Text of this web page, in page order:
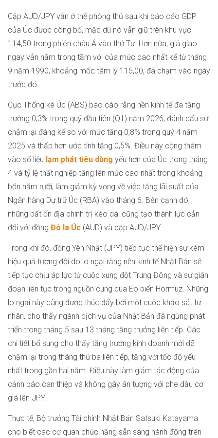
Cặp AUD/JPY vẫn ở thế phòng thủ sau khi báo cáo GDP
của Úc được công bố, mặc dù nó vẫn giữ trên khu vực
114,50 trong phiên châu Á vào thứ Tư. Hơn nữa, giá giao
ngay vẫn nằm trong tầm với của mức cao nhất kể từ tháng
9 năm 1990, khoảng mốc tâm lý 115,00, đã chạm vào ngày
trước đó.
Cục Thống kê Úc (ABS) báo cáo rằng nền kinh tế đã tăng
trưởng 0,3% trong quý đầu tiên (Q1) năm 2026, đánh dấu sự
chậm lại đáng kể so với mức tăng 0,8% trong quý 4 năm
2025 và thấp hơn ước tính tăng 0,5%. Điều này cộng thêm
vào số liệu lạm phát tiêu dùng yếu hơn của Úc trong tháng
4 và tỷ lệ thất nghiệp tăng lên mức cao nhất trong khoảng
bốn năm rưỡi, làm giảm kỳ vọng về việc tăng lãi suất của
Ngân hàng Dự trữ Úc (RBA) vào tháng 6. Bên cạnh đó,
những bất ổn địa chính trị kéo dài cũng tạo thành lực cản
đối với đồng Đô la Úc (AUD) và cặp AUD/JPY.
Trong khi đó, đồng Yên Nhật (JPY) tiếp tục thể hiện sự kém
hiệu quả tương đối do lo ngại rằng nền kinh tế Nhật Bản sẽ
tiếp tục chịu áp lực từ cuộc xung đột Trung Đông và sự gián
đoạn liên tục trong nguồn cung qua Eo biển Hormuz. Những
lo ngại này càng được thúc đẩy bởi một cuộc khảo sát tư
nhân, cho thấy ngành dịch vụ của Nhật Bản đã ngừng phát
triển trong tháng 5 sau 13 tháng tăng trưởng liên tiếp. Các
chi tiết bổ sung cho thấy tăng trưởng kinh doanh mới đã
chậm lại trong tháng thứ ba liên tiếp, tăng với tốc độ yếu
nhất trong gần hai năm. Điều này làm giảm tác động của
cảnh báo can thiệp và không gây ấn tượng với phe đầu cơ
giá lên JPY.
Thực tế, Bộ trưởng Tài chính Nhật Bản Satsuki Katayama
cho biết các cơ quan chức năng sẵn sàng hành động trên